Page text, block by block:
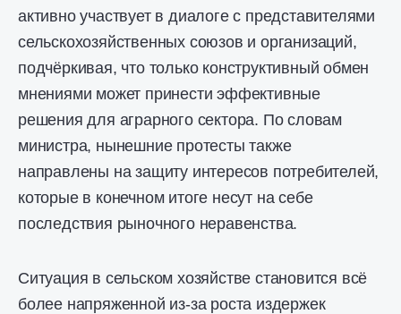
активно участвует в диалоге с представителями
сельскохозяйственных союзов и организаций,
подчёркивая, что только конструктивный обмен
мнениями может принести эффективные
решения для аграрного сектора. По словам
министра, нынешние протесты также
направлены на защиту интересов потребителей,
которые в конечном итоге несут на себе
последствия рыночного неравенства.
Ситуация в сельском хозяйстве становится всё
более напряженной из-за роста издержек